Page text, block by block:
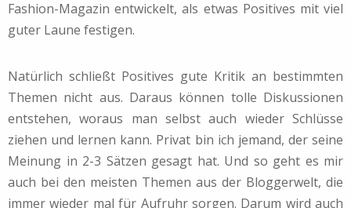
Fashion-Magazin entwickelt, als etwas Positives mit viel
guter Laune festigen.
Natürlich schließt Positives gute Kritik an bestimmten
Themen nicht aus. Daraus können tolle Diskussionen
entstehen, woraus man selbst auch wieder Schlüsse
ziehen und lernen kann. Privat bin ich jemand, der seine
Meinung in 2-3 Sätzen gesagt hat. Und so geht es mir
auch bei den meisten Themen aus der Bloggerwelt, die
immer wieder mal für Aufruhr sorgen. Darum wird auch